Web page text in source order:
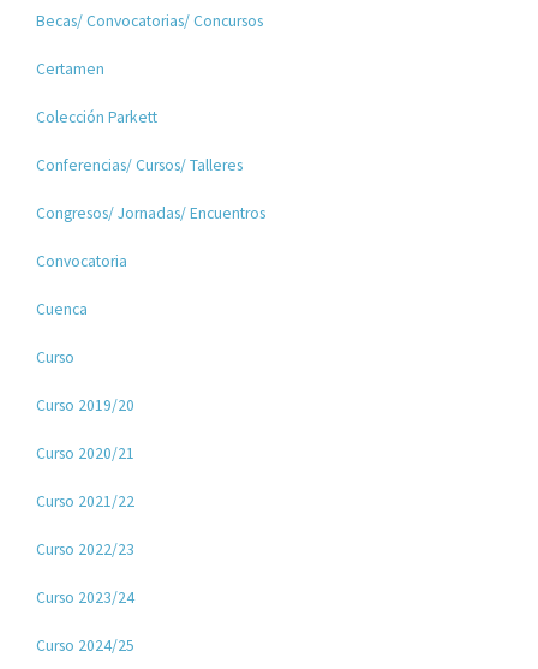
Becas/ Convocatorias/ Concursos
Certamen
Colección Parkett
Conferencias/ Cursos/ Talleres
Congresos/ Jornadas/ Encuentros
Convocatoria
Cuenca
Curso
Curso 2019/20
Curso 2020/21
Curso 2021/22
Curso 2022/23
Curso 2023/24
Curso 2024/25